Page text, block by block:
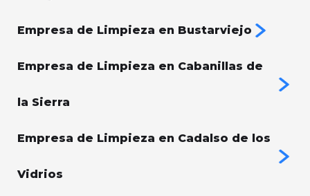
Empresa de Limpieza en Bustarviejo
Empresa de Limpieza en Cabanillas de
la Sierra
Empresa de Limpieza en Cadalso de los
Vidrios